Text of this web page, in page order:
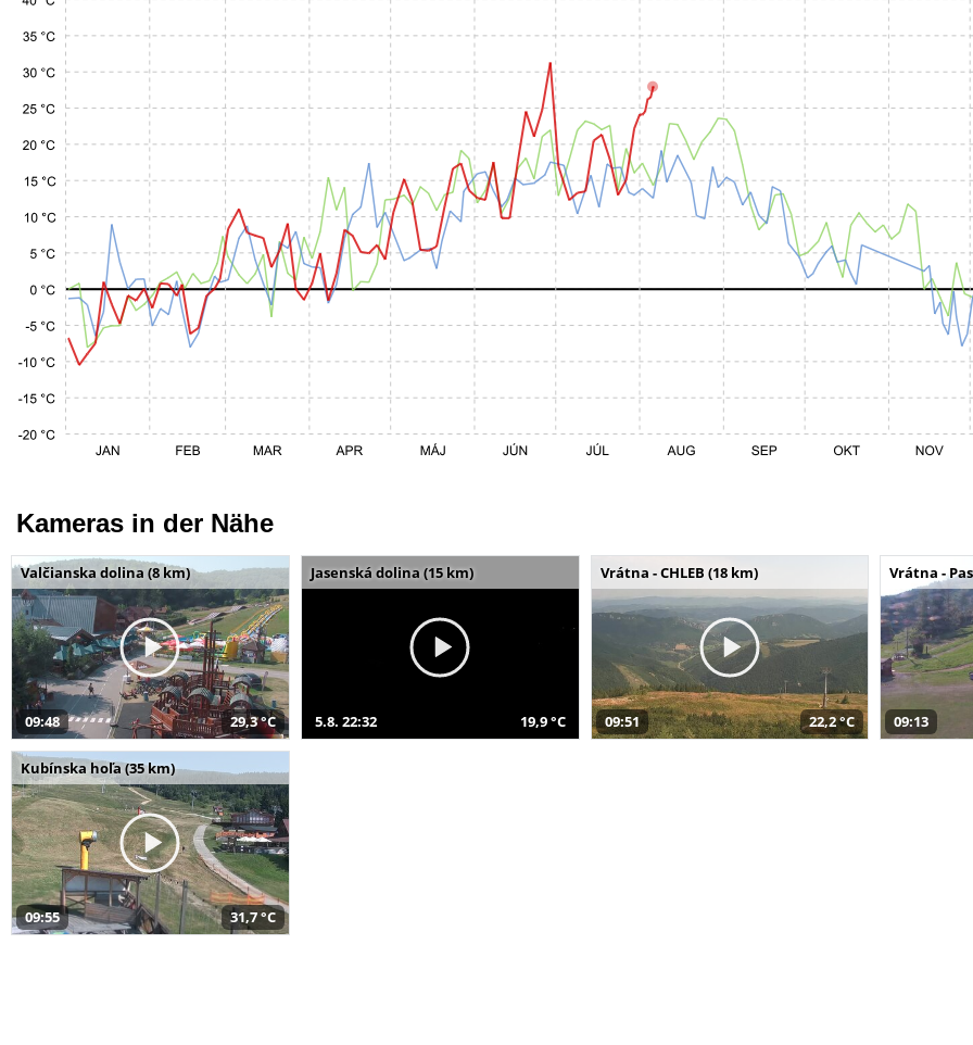
Kameras in der Nähe
Valčianska dolina (8 km)
09:48 29,3 °C
Jasenská dolina (15 km)
5.8. 22:32 19,9 °C
Vrátna - CHLEB (18 km)
09:51 22,2 °C
Vrátna -
09:13
Kubínska hoľa (35 km)
09:55 31,7 °C